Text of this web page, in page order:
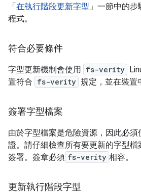
「 在執行階段更新字型」一節中的
程式。
符合必要條件
字型更新機制會使用 fs-verity
置符合 fs-verity 規定，並在裝置
簽署字型檔案
由於字型檔案是危險資源，因此必
證。請仔細檢查所有要更新的字型
簽署。簽章必須 fs-verity 相容。
更新執行階段字型